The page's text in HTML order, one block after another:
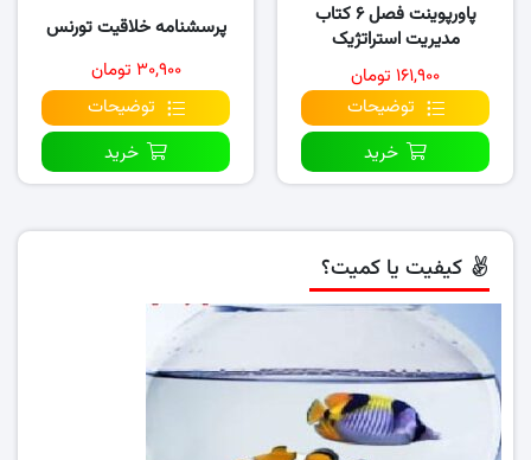
پاورپوینت فصل ۶ کتاب
مدیریت استراتژیک
۱۶۱,۹۰۰ تومان
توضیحات
خرید
پرسشنامه خلاقیت تورنس
۳۰,۹۰۰ تومان
توضیحات
خرید
کیفیت یا کمیت؟